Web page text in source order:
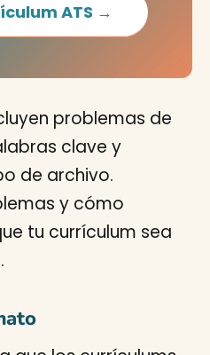
ATS →
problemas de
clave y
de archivo.
y cómo
tu currículum sea